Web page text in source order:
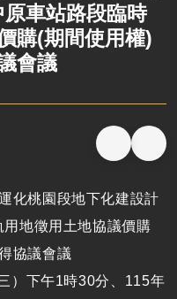
車站路段臨時
購(期間使用權)
會議
化桃園段地下化建設計
地徵用土地協議價購
協議會議
）下午1時30分、115年